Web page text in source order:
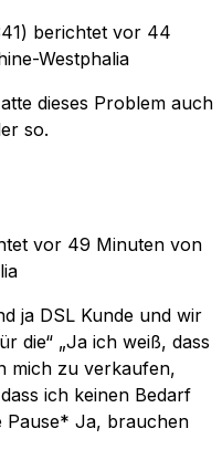
berichtet vor 44
Westphalia
dieses Problem auch
so.
vor 49 Minuten von
ja DSL Kunde und wir
die“ „Ja ich weiß, dass
mich zu verkaufen,
ich keinen Bedarf
Pause* Ja, brauchen